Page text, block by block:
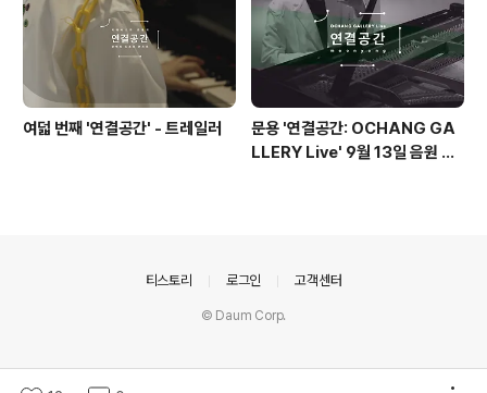
여덟 번째 '연결공간' - 트레일러
문용 '연결공간: OCHANG GA
LLERY Live' 9월 13일 음원 발
티스토리 로그인 고객센터
© Daum Corp.